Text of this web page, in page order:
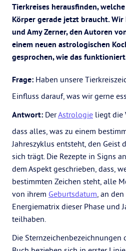
Tierkreises herausfinden,
Körper gerade jetzt braucht.
und Amy Zerner, den Autoren
einem neuen astrologischen
gesprochen, wie das
Frage: Haben unsere
Einfluss darauf, was wir gerne
Antwort: DerAstrologie liegt die
dass alles, was zu einem
Jahreszyklus entsteht, den Geist
sich trägt. Die Rezepte in Signs
dem Aspekt geschrieben, dass,
bestimmten Zeichen steht, alle
von ihrem Geburtsdatum, an
Energiematrix dieser Phase und
teilhaben.
Die Sternzeichenbezeichnungen